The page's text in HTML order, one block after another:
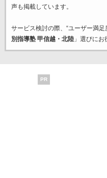
声も掲載しています。
サービス検討の際、“ユーザー満足
別指導塾 甲信越・北陸」選びにお
PR